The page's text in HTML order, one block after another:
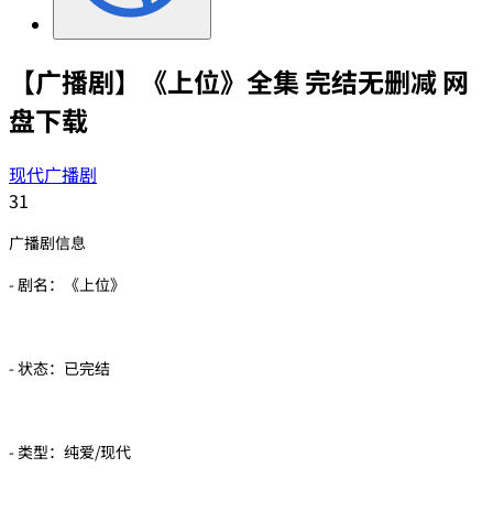
【广播剧】《上位》全集 完结无删减 网
盘下载
现代广播剧
31
广播剧信息
- 剧名：《上位》
- 状态：已完结
- 类型：纯爱/现代